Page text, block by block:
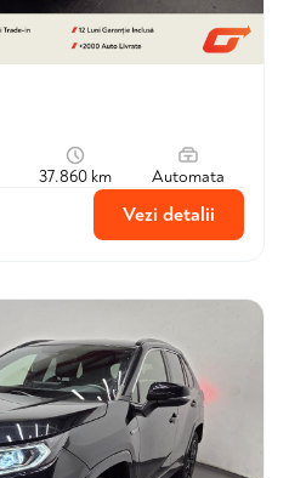
37.860 km Automata
Vezi detalii